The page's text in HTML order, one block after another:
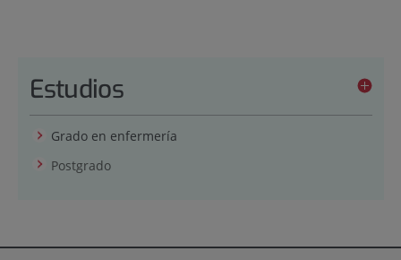
Estudios
Grado en enfermería
Postgrado